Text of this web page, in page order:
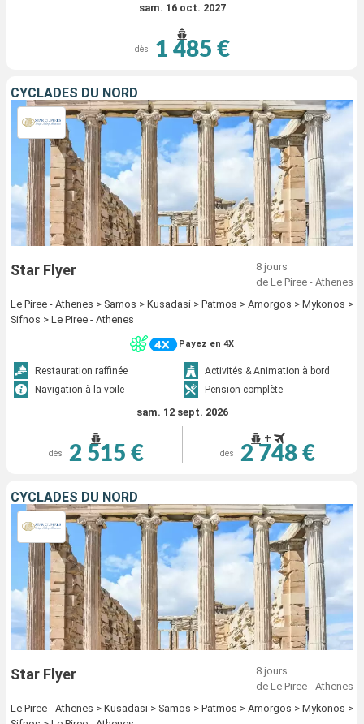
sam. 16 oct. 2027
dès 1 485 €
CYCLADES DU NORD
Star Flyer
8 jours
de Le Piree - Athenes
Le Piree - Athenes > Samos > Kusadasi > Patmos > Amorgos > Mykonos >
Sifnos > Le Piree - Athenes
Payez en 4X
Restauration raffinée
Activités & Animation à bord
Navigation à la voile
Pension complète
sam. 12 sept. 2026
dès 2 515 €
+
dès 2 748 €
CYCLADES DU NORD
Star Flyer
8 jours
de Le Piree - Athenes
Le Piree - Athenes > Kusadasi > Samos > Patmos > Amorgos > Mykonos >